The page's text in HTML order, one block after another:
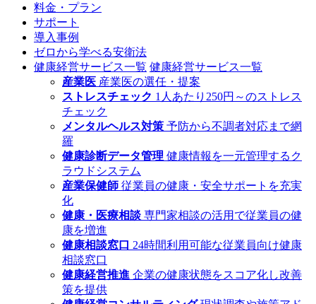
料金・プラン
サポート
導入事例
ゼロから学べる安衛法
健康経営サービス一覧 健康経営サービス一覧
産業医 産業医の選任・提案
ストレスチェック 1人あたり250円～のストレス
チェック
メンタルヘルス対策 予防から不調者対応まで網
羅
健康診断データ管理 健康情報を一元管理するク
ラウドシステム
産業保健師 従業員の健康・安全サポートを充実
化
健康・医療相談 専門家相談の活用で従業員の健
康を増進
健康相談窓口 24時間利用可能な従業員向け健康
相談窓口
健康経営推進 企業の健康状態をスコア化し改善
策を提供